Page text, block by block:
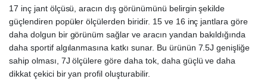
17 inç jant ölçüsü, aracın dış görünümünü belirgin şekilde
güçlendiren popüler ölçülerden biridir. 15 ve 16 inç jantlara göre
daha dolgun bir görünüm sağlar ve aracın yandan bakıldığında
daha sportif algılanmasına katkı sunar. Bu ürünün 7.5J genişliğe
sahip olması, 7J ölçülere göre daha tok, daha güçlü ve daha
dikkat çekici bir yan profil oluşturabilir.